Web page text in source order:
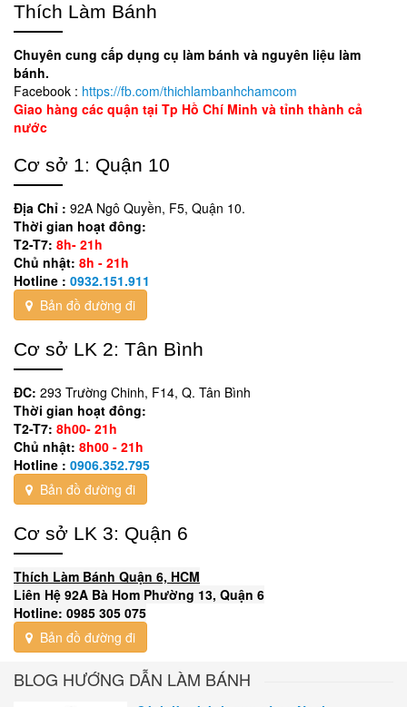
Thích Làm Bánh
Chuyên cung cấp dụng cụ làm bánh và nguyên liệu làm
bánh.
Facebook : https://fb.com/thichlambanhchamcom
Giao hàng các quận tại Tp Hồ Chí Minh và tỉnh thành cả
nước
Cơ sở 1: Quận 10
Địa Chỉ : 92A Ngô Quyền, F5, Quận 10.
Thời gian hoạt đông:
T2-T7: 8h- 21h
Chủ nhật: 8h - 21h
Hotline : 0932.151.911
Bản đồ đường đi
Cơ sở LK 2: Tân Bình
ĐC: 293 Trường Chinh, F14, Q. Tân Bình
Thời gian hoạt đông:
T2-T7: 8h00- 21h
Chủ nhật: 8h00 - 21h
Hotline : 0906.352.795
Bản đồ đường đi
Cơ sở LK 3: Quận 6
Thích Làm Bánh Quận 6, HCM
Liên Hệ 92A Bà Hom Phường 13, Quận 6
Hotline: 0985 305 075
Bản đồ đường đi
BLOG HƯỚNG DẪN LÀM BÁNH